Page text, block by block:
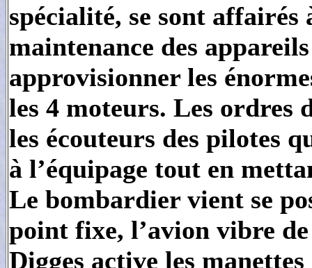
spécialité, se sont
maintenance des
approvisionner les
les 4 moteurs. Les ordres
les écouteurs des pilotes
à l’équipage tout en
Le bombardier vient se
point fixe, l’avion vibre
Digges active les